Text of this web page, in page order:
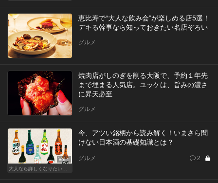
恵比寿で“大人な飲み会”が楽しめる店5選！
デキる幹事なら知っておきたい名店ぞろい
グルメ
焼肉店がしのぎを削る大阪で、予約１年先
まで埋まる人気店。ユッケは、旨みの濃さ
に昇天必至
グルメ
Vol.1
大人なら詳しくなりたい、お酒の基礎知識
今、アツい銘柄から読み解く！いまさら聞
けない日本酒の基礎知識とは？
グルメ 2